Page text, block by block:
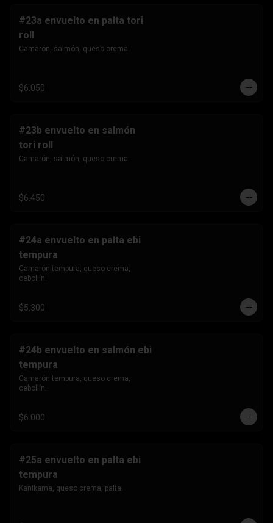
#23a envuelto en palta tori
roll
Camarón, salmón, queso crema.
$6.050
#23b envuelto en salmón
tori roll
Camarón, salmón, queso crema.
$6.450
#24a envuelto en palta ebi
tempura
Camarón tempura, queso crema,
cebollín.
$5.300
#24b envuelto en salmón ebi
tempura
Camarón tempura, queso crema,
cebollín.
$6.000
#25a envuelto en palta ebi
tempura
Kanikama, queso crema, palta.